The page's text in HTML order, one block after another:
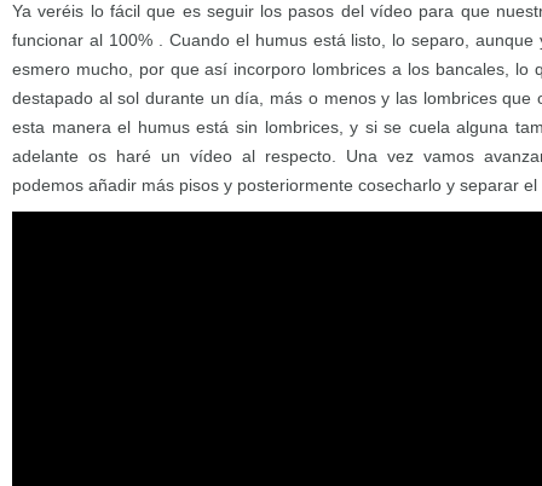
Ya veréis lo fácil que es seguir los pasos del vídeo para que
funcionar al 100% . Cuando el humus está listo, lo separo,
esmero mucho, por que así incorporo lombrices a los bancales, lo
destapado al sol durante un día, más o menos y las lombrices que
esta manera el humus está sin lombrices, y si se cuela alguna
adelante os haré un vídeo al respecto. Una vez vamos
podemos añadir más pisos y posteriormente cosecharlo y separar el